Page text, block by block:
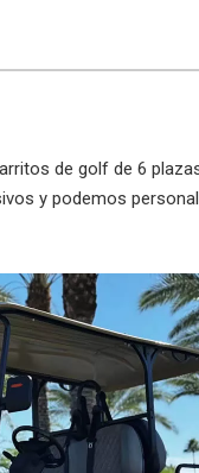
de golf de 6
y podemos